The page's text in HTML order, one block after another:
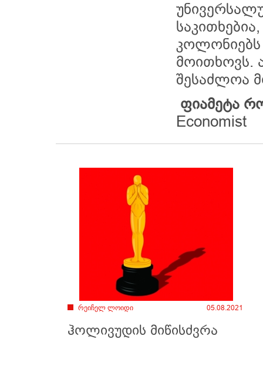
მოითხოვს.
შესაძლოა
ფიამეტა
Economist
05.08.2021
რეიჩელ ლოიდი
ჰოლივუდის მიწისძვრა